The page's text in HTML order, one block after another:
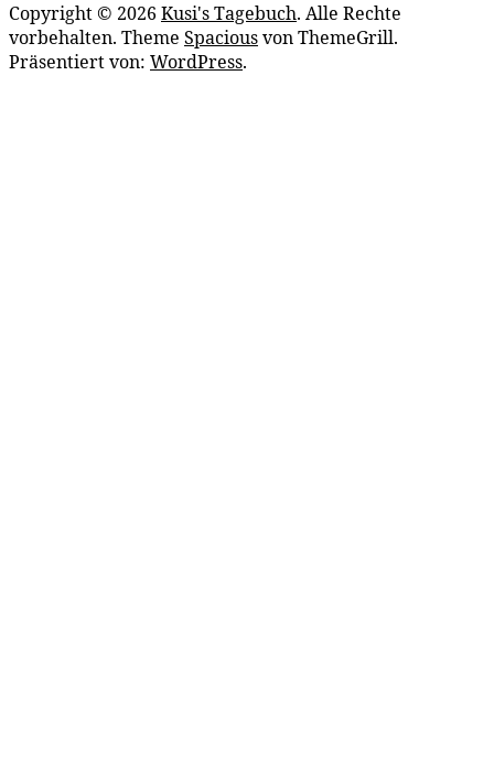
Copyright © 2026 Kusi's Tagebuch. Alle Rechte
vorbehalten. Theme Spaciousvon ThemeGrill.
Präsentiert von: WordPress.